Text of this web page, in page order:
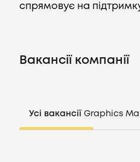
спрямовує на
Вакансії компанії
Усі вакансії Graphics